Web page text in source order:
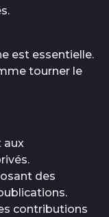
est essentielle.
tourner le
aux
des
contributions